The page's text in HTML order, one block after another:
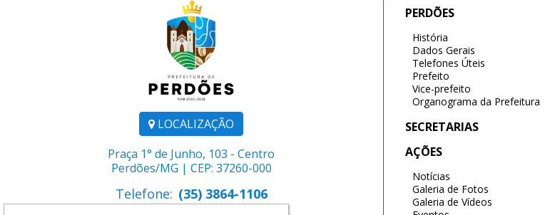
LOCALIZAÇÃO
Praça 1° de Junho, 103 - Centro
Perdões/MG | CEP: 37260-000
Telefone: (35) 3864-1106
PERDÕES
História
Dados Gerais
Telefones Úteis
Prefeito
Vice-prefeito
Organograma da Prefeitura
SECRETARIAS
AÇÕES
Notícias
Galeria de Fotos
Galeria de Vídeos